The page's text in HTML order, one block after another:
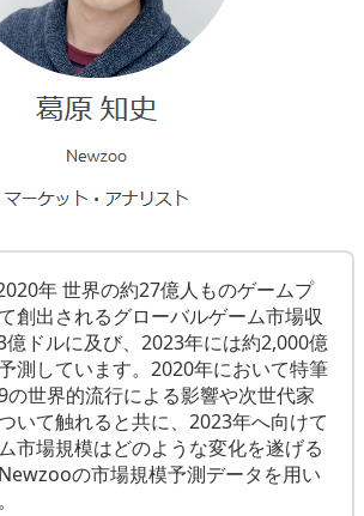
年 世界の約27億人ものゲームプ
創出されるグローバルゲーム市場収
ドルに及び、2023年には約2,000億
測しています。2020年において特筆
の世界的流行による影響や次世代家
いて触れると共に、2023年へ向けて
市場規模はどのような変化を遂げる
の市場規模予測データを用い